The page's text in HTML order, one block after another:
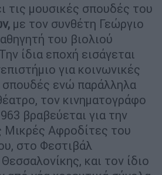
τις μουσικές σπουδές του
, με τον συνθέτη Γεώργιο
του βιολιού
ίδια εποχή εισάγεται
για κοινωνικές
σπουδές ενώ παράλληλα
τον κινηματογράφο
βραβεύεται για την
Μικρές Αφροδίτες του
στο Φεστιβάλ
και τον ίδιο